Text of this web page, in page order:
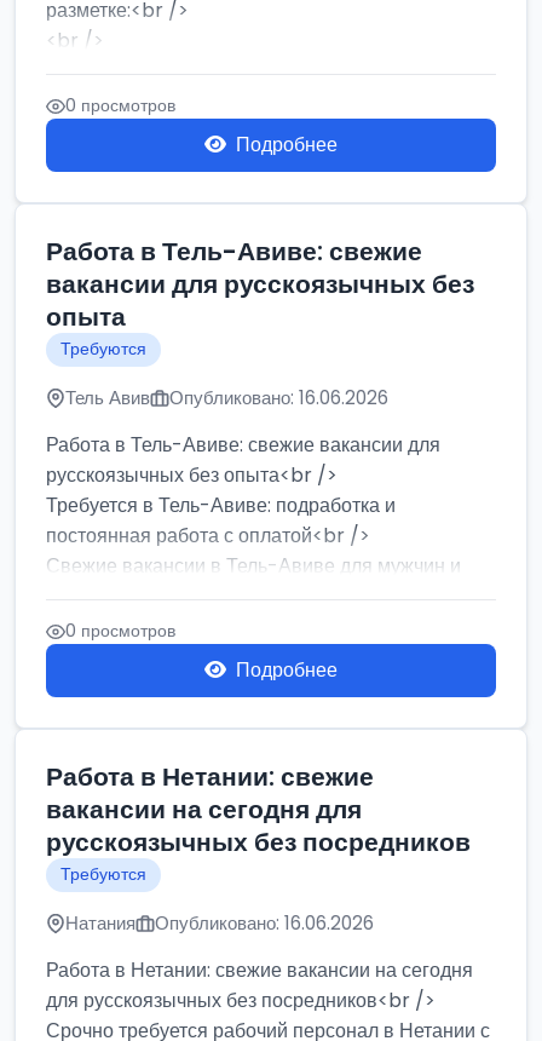
разметке:<br />
<br />
Работа в Нетании на мебельном производстве:
требу...
0 просмотров
Подробнее
Работа в Тель-Авиве: свежие
вакансии для русскоязычных без
опыта
Требуются
Тель Авив Опубликовано: 16.06.2026
Работа в Тель-Авиве: свежие вакансии для
русскоязычных без опыта<br />
Требуется в Тель-Авиве: подработка и
постоянная работа с оплатой<br />
Свежие вакансии в Тель-Авиве для мужчин и
женщин от хозя...
0 просмотров
Подробнее
Работа в Нетании: свежие
вакансии на сегодня для
русскоязычных без посредников
Требуются
Натания Опубликовано: 16.06.2026
Работа в Нетании: свежие вакансии на сегодня
для русскоязычных без посредников<br />
Срочно требуется рабочий персонал в Нетании с